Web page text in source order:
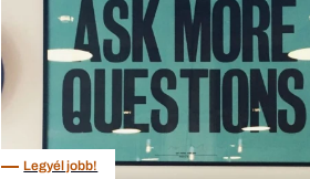
Legyél jobb!